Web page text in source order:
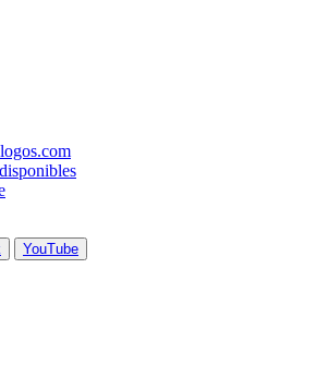
YouTube